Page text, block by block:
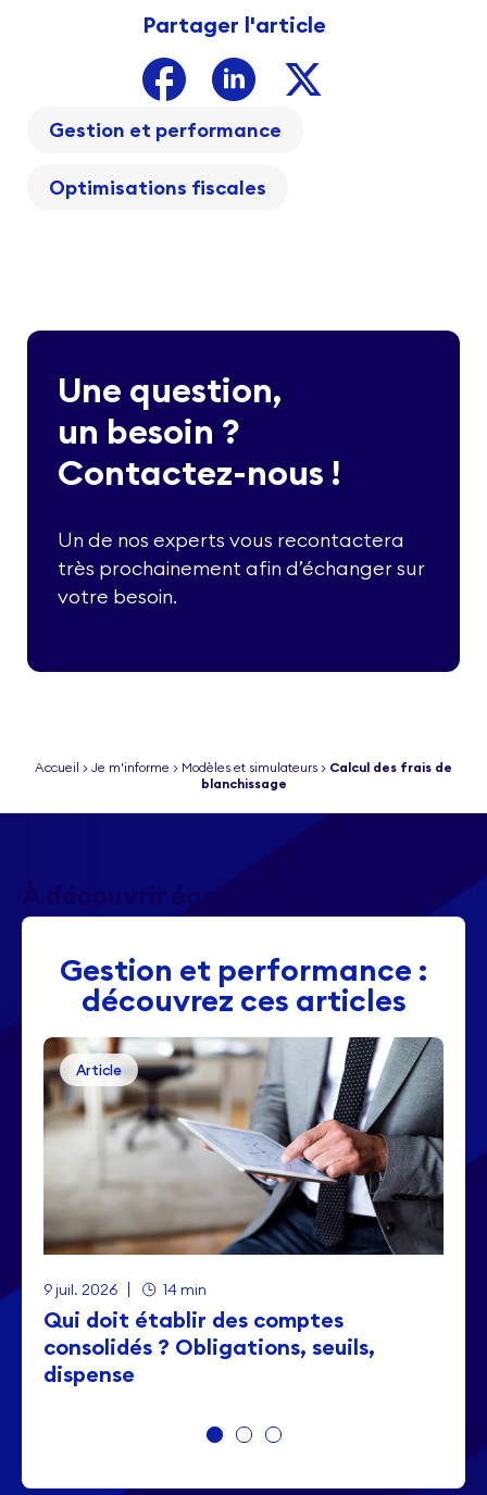
Partager l'article
Gestion et performance
Optimisations fiscales
Une question,
un besoin ?
Contactez-nous !
Un de nos experts vous recontactera
très prochainement afin d’échanger sur
votre besoin.
Accueil > Je m'informe > Modèles et simulateurs > Calcul des frais de
blanchissage
À découvrir également
Gestion et performance :
découvrez ces articles
Article
9 juil. 2026 14 min
Qui doit établir des comptes
consolidés ? Obligations, seuils,
dispense